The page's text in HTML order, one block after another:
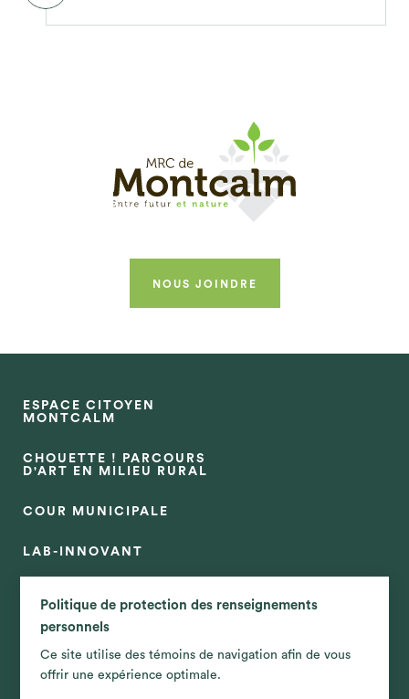
Politique de protection des renseignements
personnels
Ce site utilise des témoins de navigation afin de vous
offrir une expérience optimale.
Plan de développement de la
Les objectifs du PDZA
agricoles et leurs produits ;
viser l’accroissement ou la
produits, des modèles d’entreprise
ou des modes de mise en marché ;
favoriser la reconnaissance de la
NOUS JOINDRE
ESPACE CITOYEN
MONTCALM
CHOUETTE ! PARCOURS
D'ART EN MILIEU RURAL
COUR MUNICIPALE
LAB-INNOVANT
VENTE POUR TAXES